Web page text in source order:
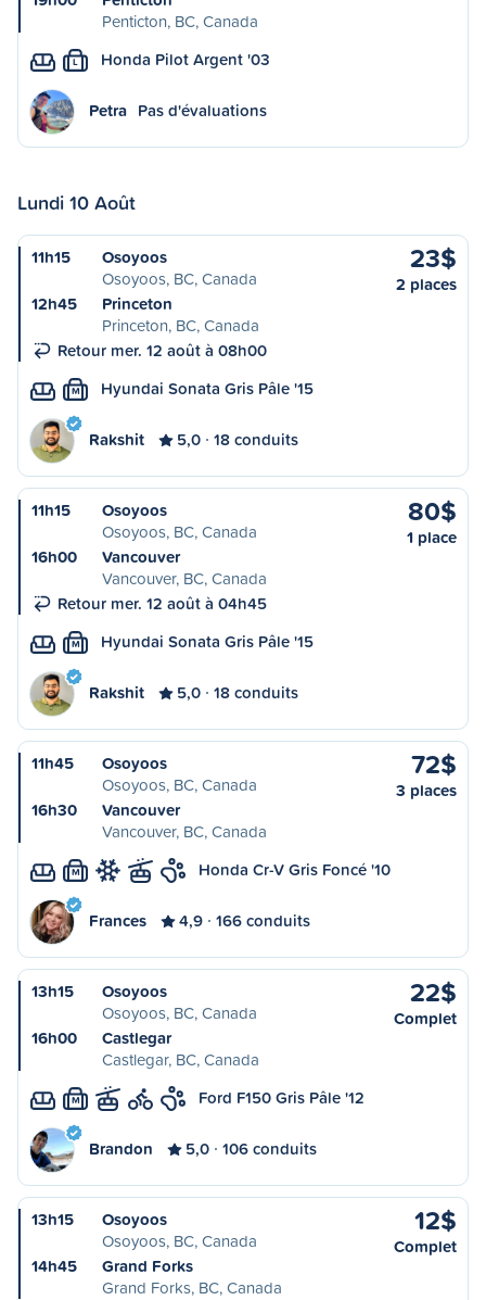
Penticton, BC, Canada
L Honda Pilot Argent '03
Petra Pas d'évaluations
Lundi 10 Août
11h15
Osoyoos
Osoyoos, BC, Canada
12h45
Princeton
Princeton, BC, Canada
Retour mer. 12 août à 08h00
23$
2 places
M Hyundai Sonata Gris Pâle '15
Rakshit 5,0 18 conduits
11h15
Osoyoos
Osoyoos, BC, Canada
16h00
Vancouver
Vancouver, BC, Canada
Retour mer. 12 août à 04h45
80$
1 place
M Hyundai Sonata Gris Pâle '15
Rakshit 5,0 18 conduits
11h45
Osoyoos
Osoyoos, BC, Canada
16h30
Vancouver
Vancouver, BC, Canada
72$
3 places
M Honda Cr-V Gris Foncé '10
Frances 4,9 166 conduits
13h15
Osoyoos
Osoyoos, BC, Canada
16h00
Castlegar
Castlegar, BC, Canada
22$
Complet
M Ford F150 Gris Pâle '12
Brandon 5,0 106 conduits
13h15
Osoyoos
Osoyoos, BC, Canada
14h45
Grand Forks
Grand Forks, BC, Canada
12$
Complet